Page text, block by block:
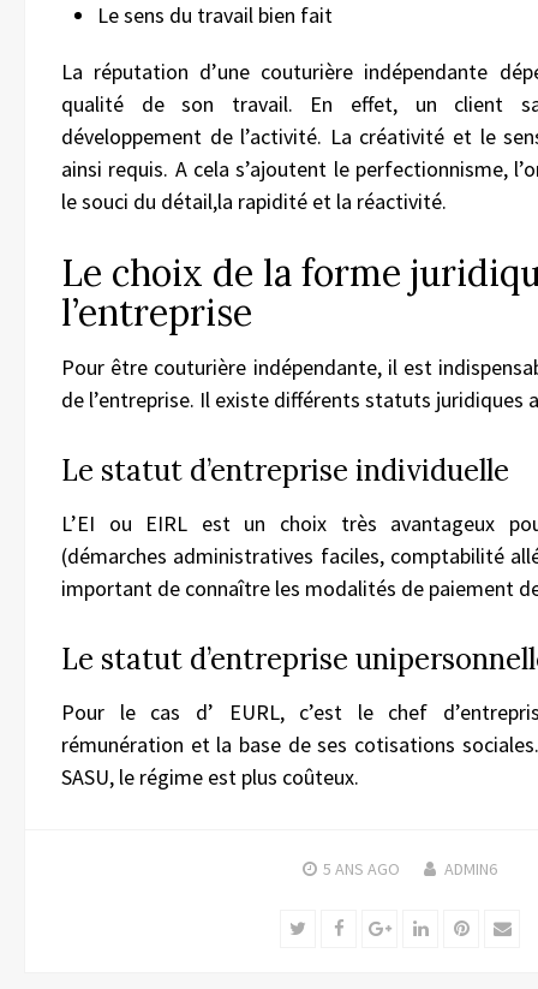
Le sens du travail bien fait
La réputation d’une couturière indépendante
qualité de son travail. En effet, un client
développement de l’activité. La créativité et le
ainsi requis. A cela s’ajoutent le perfectionnisme,
le souci du détail,la rapidité et la réactivité.
Le choix de la forme
l’entreprise
Pour être couturière indépendante, il est
de l’entreprise. Il existe différents statuts juridiques
Le statut d’entreprise individuelle
L’EI ou EIRL est un choix très avantageux
(démarches administratives faciles, comptabilité
important de connaître les modalités de paiement
Le statut d’entreprise
Pour le cas d’ EURL, c’est le chef
rémunération et la base de ses cotisations
SASU, le régime est plus coûteux.
5 ANS AGO ADMIN6
TwitterFacebookGoogle+LinkedIn